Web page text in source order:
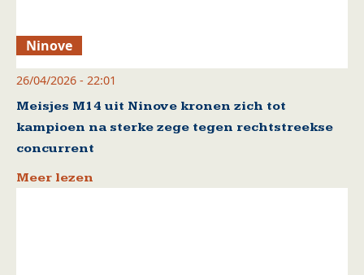
Ninove
26/04/2026 - 22:01
Meisjes M14 uit Ninove kronen zich tot
kampioen na sterke zege tegen rechtstreekse
concurrent
Meer lezen